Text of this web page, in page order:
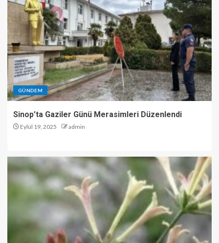
GÜNDEM
Sinop’ta Gaziler Günü Merasimleri Düzenlendi
Eylül 19, 2025 admin